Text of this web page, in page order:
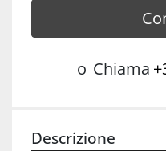
o Chiama
Descrizione